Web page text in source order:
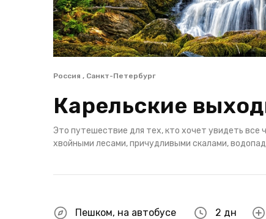
Россия , Санкт-Петербург
Карельские
Это путешествие для тех, кто хочет увидеть все
хвойными лесами, причудливыми скалами,
Пешком, на автобусе 2 дн